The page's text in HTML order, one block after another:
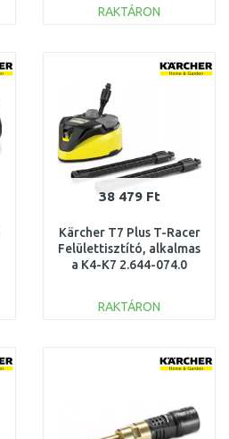
RAKTÁRON
Összehasonlítás
38 479 Ft
Kärcher T7 Plus T-Racer
Felülettisztító, alkalmas
a K4-K7 2.644-074.0
RAKTÁRON
Összehasonlítás